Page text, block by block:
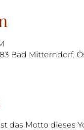
Bad Mitterndorf,
das Motto dieses